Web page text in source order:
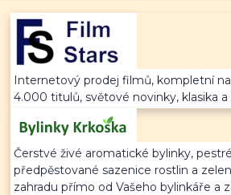
Internetový prodej filmů, kompletní
4.000 titulů, světové novinky, klasika
Čerstvé živé aromatické bylinky,
předpěstované sazenice rostlin a
zahradu přímo od Vašeho bylinkáře a